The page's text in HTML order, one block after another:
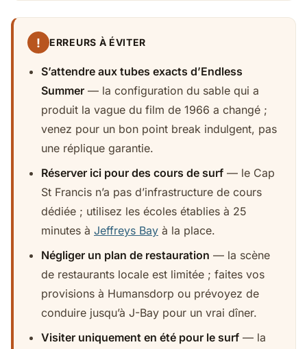
! ERREURS À ÉVITER
S’attendre aux tubes exacts d’Endless
Summer — la configuration du sable qui a
produit la vague du film de 1966 a changé ;
venez pour un bon point break indulgent, pas
une réplique garantie.
Réserver ici pour des cours de surf — le Cap
St Francis n’a pas d’infrastructure de cours
dédiée ; utilisez les écoles établies à 25
minutes à Jeffreys Bay à la place.
Négliger un plan de restauration — la scène
de restaurants locale est limitée ; faites vos
provisions à Humansdorp ou prévoyez de
conduire jusqu’à J-Bay pour un vrai dîner.
Visiter uniquement en été pour le surf — la